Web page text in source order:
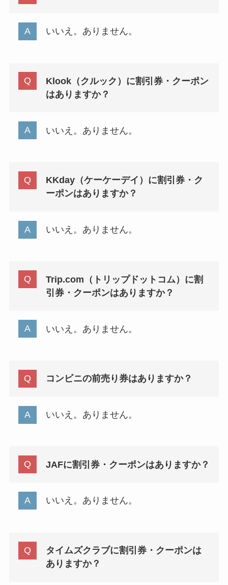
いいえ。ありません。
Klook（クルック）に割引券・クーポン
はありますか？
いいえ。ありません。
KKday（ケーケーデイ）に割引券・ク
ーポンはありますか？
いいえ。ありません。
Trip.com（トリップドットコム）に割
引券・クーポンはありますか？
いいえ。ありません。
コンビニの前売り券はありますか？
いいえ。ありません。
JAFに割引券・クーポンはありますか？
いいえ。ありません。
タイムズクラブに割引券・クーポンは
ありますか？